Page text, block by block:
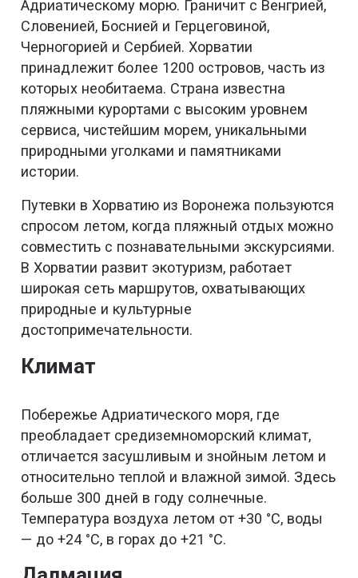
Адриатическому морю. Граничит с Венгрией,
Словенией, Боснией и Герцеговиной,
Черногорией и Сербией. Хорватии
принадлежит более 1200 островов, часть из
которых необитаема. Страна известна
пляжными курортами с высоким уровнем
сервиса, чистейшим морем, уникальными
природными уголками и памятниками
истории.
Путевки в Хорватию из Воронежа пользуются
спросом летом, когда пляжный отдых можно
совместить с познавательными экскурсиями.
В Хорватии развит экотуризм, работает
широкая сеть маршрутов, охватывающих
природные и культурные
достопримечательности.
Климат
Побережье Адриатического моря, где
преобладает средиземноморский климат,
отличается засушливым и знойным летом и
относительно теплой и влажной зимой. Здесь
больше 300 дней в году солнечные.
Температура воздуха летом от +30 °C, воды
— до +24 °C, в горах до +21 °C.